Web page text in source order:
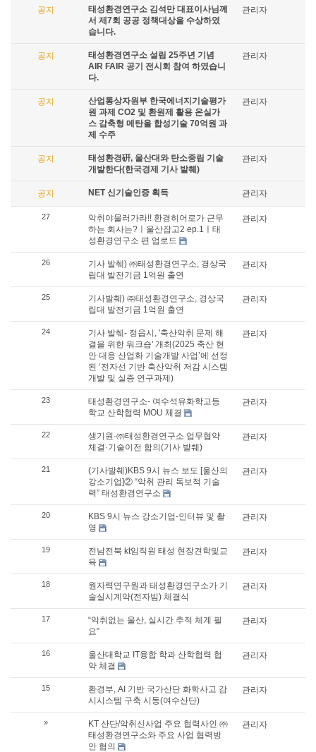
공지
태성환경연구소 김석만 대표이사님께
서 제7회 공공 정책대상을 수상하였
습니다.
관리자
공지
태성환경연구소 설립 25주년 기념
AIR FAIR 공기 전시회 참여 하였습니
다.
관리자
공지
산업통상자원부 한국에너지기술평가
원 과제 CO2 및 환원제 활용 온실가
스 감축형 메탄올 합성기술 70억원 과
제 수주
관리자
공지
태성환경硏, 울산대와 탄소중립 기술
개발한다(한국경제 기사 발췌)
관리자
공지 NET 신기술인증 획득 관리자
27
악취야물러가라!! 환경히어로가 근무
하는 회사는?ㅣ울산잡고2 ep.1ㅣ태
성환경연구소 편 업로드
관리자
26
기사 발췌) ㈜태성환경연구소, 경상국
립대 발전기금 1억원 출연
관리자
25
기사발췌) ㈜태성환경연구소, 경상국
립대 발전기금 1억원 출연
관리자
24
기사 발췌- 정읍시, '축산악취 문제 해
결을 위한 워크숍' 개최(2025 축산 현
안 대응 산업화 기술개발 사업’에 선정
된 ‘전자선 기반 축산악취 저감 시스템
개발 및 실증 연구과제)
관리자
23
태성환경연구소- 여수석유화학고등
학교 산학협력 MOU 체결
관리자
22
생기원·㈜태성환경연구소 업무협약
체결·기술이전 합의(기사 발췌)
관리자
21
(기사발췌)KBS 9시 뉴스 보도 [울산의
강소기업]② “악취 관리 독보적 기술
력” 태성환경연구소
관리자
20
KBS 9시 뉴스 강소기업-인터뷰 및 촬
영
관리자
19
전남전북 kt임직원 태성 현장견학및교
육
관리자
18
원자력연구원과 태성환경연구소가 기
술실시계약(전자빔) 체결식
관리자
17
“악취없는 울산, 실시간 추적 체계 필
요”
관리자
16
울산대학교 IT융합 학과 산학협력 협
약 체결
관리자
15
환경부, AI 기반 국가산단 화학사고 감
시시스템 구축 시동(여수산단)
관리자
»
KT 산단/악취신사업 주요 협력사인 ㈜
태성환경연구소와 주요 사업 협력방
안 협의
관리자